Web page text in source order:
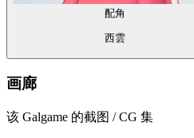
配角
西雲
画廊
该 Galgame 的截图 / CG 集